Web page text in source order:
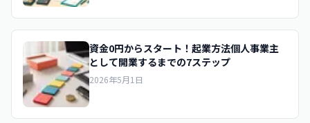
資金0円からスタート！起業方法個人事業主
として開業するまでの7ステップ
2026年5月1日